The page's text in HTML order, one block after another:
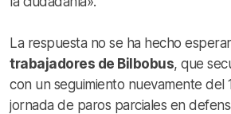
La respuesta no se ha hecho
trabajadores de Bilbobus, que
con un seguimiento nuevamente del
jornada de paros parciales en